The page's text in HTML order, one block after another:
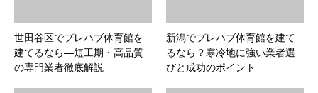
世田谷区でプレハブ体育館を
建てるなら―短工期・高品質
の専門業者徹底解説
新潟でプレハブ体育館を建て
るなら？寒冷地に強い業者選
びと成功のポイント